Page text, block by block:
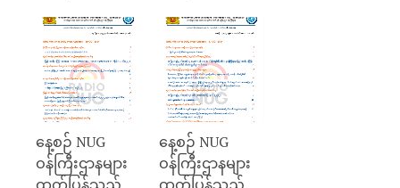
နေ့စဉ် NUG
ဝန်ကြီးဌာနများ
နေ့စဉ် NUG
ဝန်ကြီးဌာနများ